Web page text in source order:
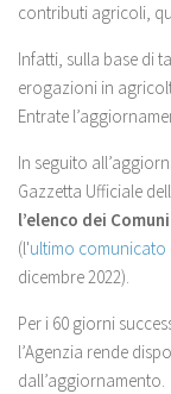
contributi agricoli,
Infatti, sulla base di
erogazioni in
Entrate
In seguito
Gazzetta Ufficiale
l’elenco dei
(l'ultimo comunicato
dicembre 2022).
Per i 60 giorni
l’Agenzia rende
dall’aggiornamento.